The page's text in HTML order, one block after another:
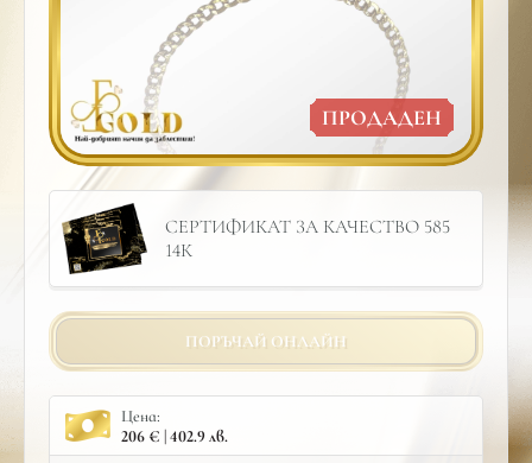
ПРОДАДЕН
СЕРТИФИКАТ ЗА КАЧЕСТВО 585
14К
ПОРЪЧАЙ ОНЛАЙН
Цена:
206 € | 402.9 лв.